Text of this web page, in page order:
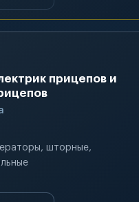
прицепов и
шторные,